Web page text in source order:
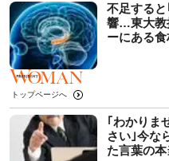
不足する
響…東大教
ーにある食
トップページへ
｢わかりま
さい｣今な
た言葉の